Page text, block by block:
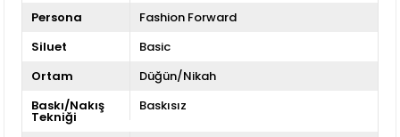
Persona
Fashion Forward
Siluet
Basic
Ortam
Düğün/Nikah
Baskı/Nakış
Tekniği
Baskısız